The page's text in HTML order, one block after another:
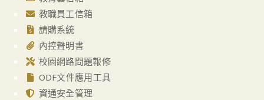
教職員工信箱
請購系統
內控聲明書
校園網路問題報修
ODF文件應用工具
資通安全管理